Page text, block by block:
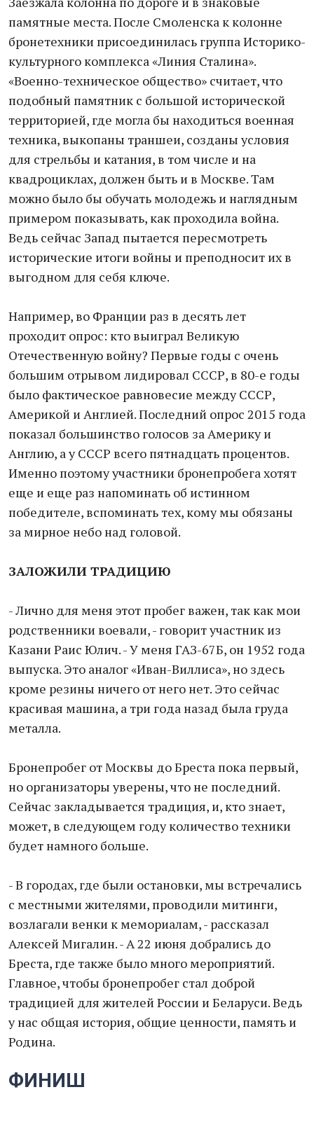
памятные места. После Смоленска к колонне
бронетехники присоединилась группа Историко-
культурного комплекса «Линия Сталина».
«Военно-техническое общество» считает, что
подобный памятник с большой исторической
территорией, где могла бы находиться военная
техника, выкопаны траншеи, созданы условия
для стрельбы и катания, в том числе и на
квадроциклах, должен быть и в Москве. Там
можно было бы обучать молодежь и наглядным
примером показывать, как проходила война.
Ведь сейчас Запад пытается пересмотреть
исторические итоги войны и преподносит их в
выгодном для себя ключе.
Например, во Франции раз в десять лет
проходит опрос: кто выиграл Великую
Отечественную войну? Первые годы с очень
большим отрывом лидировал СССР, в 80-е годы
было фактическое равновесие между СССР,
Америкой и Англией. Последний опрос 2015 года
показал большинство голосов за Америку и
Англию, а у СССР всего пятнадцать процентов.
Именно поэтому участники бронепробега хотят
еще и еще раз напоминать об истинном
победителе, вспоминать тех, кому мы обязаны
за мирное небо над головой.
ЗАЛОЖИЛИ ТРАДИЦИЮ
- Лично для меня этот пробег важен, так как мои
родственники воевали, - говорит участник из
Казани Раис Юлич. - У меня ГАЗ-67Б, он 1952 года
выпуска. Это аналог «Иван-Виллиса», но здесь
кроме резины ничего от него нет. Это сейчас
красивая машина, а три года назад была груда
металла.
Бронепробег от Москвы до Бреста пока первый,
но организаторы уверены, что не последний.
Сейчас закладывается традиция, и, кто знает,
может, в следующем году количество техники
будет намного больше.
- В городах, где были остановки, мы встречались
с местными жителями, проводили митинги,
возлагали венки к мемориалам, - рассказал
Алексей Мигалин. - А 22 июня добрались до
Бреста, где также было много мероприятий.
Главное, чтобы бронепробег стал доброй
традицией для жителей России и Беларуси. Ведь
у нас общая история, общие ценности, память и
Родина.
ФИНИШ